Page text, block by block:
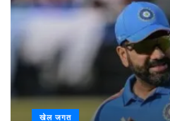
खेल जगत